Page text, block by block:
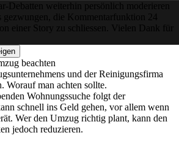
Debatten weiterhin persönlich moderieren
gezwungen, die Kommentarfunktion 24
einer Story zu schliessen. Vielen Dank für
beachten
und der Reinigungsfirma
Worauf man achten sollte.
Wohnungssuche folgt der
schnell ins Geld gehen, vor allem wenn
Wer den Umzug richtig plant, kann den
jedoch reduzieren.